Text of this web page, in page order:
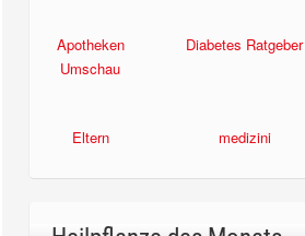
Apotheken
Umschau
Diabetes Ratgeber
Eltern medizini